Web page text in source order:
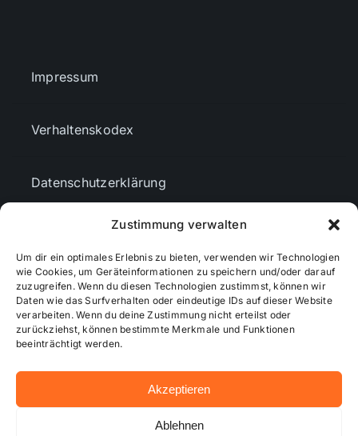
Zustimmung verwalten
Um dir ein optimales Erlebnis zu bieten, verwenden wir Technologien
wie Cookies, um Geräteinformationen zu speichern und/oder darauf
zuzugreifen. Wenn du diesen Technologien zustimmst, können wir
Daten wie das Surfverhalten oder eindeutige IDs auf dieser Website
verarbeiten. Wenn du deine Zustimmung nicht erteilst oder
zurückziehst, können bestimmte Merkmale und Funktionen
beeinträchtigt werden.
Akzeptieren
Ablehnen
Impressum
Verhaltenskodex
Datenschutzerklärung
Cookie-Richtlinie (EU)
Mediendaten
© 2026 - Wiesbadenaktuell ...online besser informiert!